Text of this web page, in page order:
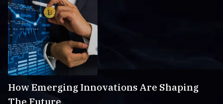
How Emerging Innovations Are Shaping